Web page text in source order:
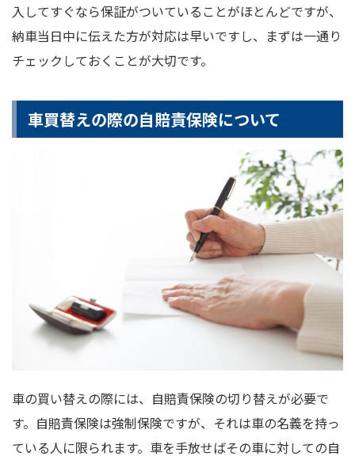
入してすぐなら保証がついていることがほとんどですが、
納車当日中に伝えた方が対応は早いですし、まずは一通り
チェックしておくことが大切です。
車買替えの際の自賠責保険について
車の買い替えの際には、自賠責保険の切り替えが必要で
す。自賠責保険は強制保険ですが、それは車の名義を持っ
ている人に限られます。車を手放せばその車に対しての自